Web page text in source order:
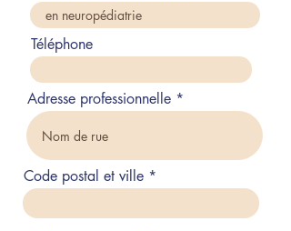
Téléphone
Adresse professionnelle
Code postal et ville